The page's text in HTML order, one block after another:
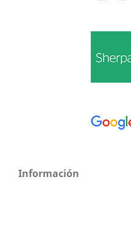
Información